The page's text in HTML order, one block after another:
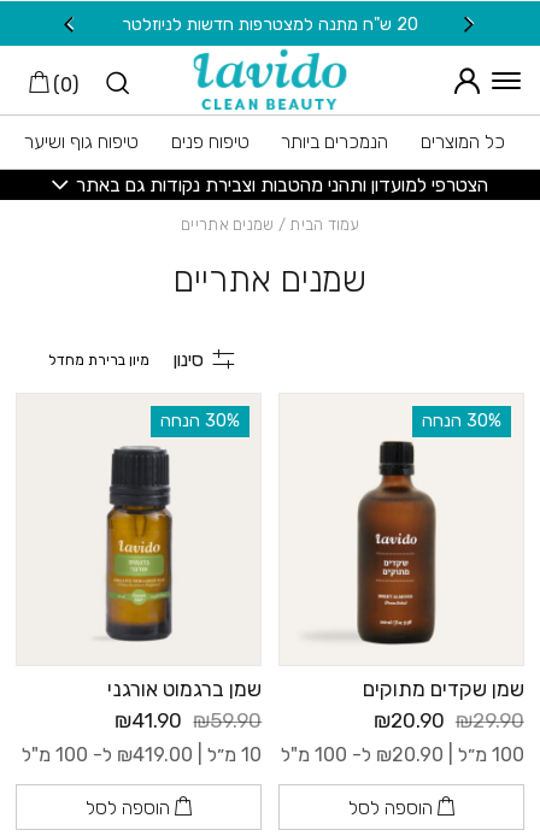
Skip to Content
20 ש"ח מתנה למצטרפות חדשות לניוזלטר
(
0
)
כל המוצרים הנמכרים ביותר טיפוח פנים
טיפוח גוף ושיער
הצטרפי למועדון ותהני מהטבות וצבירת נקודות גם באתר
עמוד הבית / שמנים אתריים
שמנים אתריים
סינון
‫30% הנחה
שמן שקדים מתוקים
₪29.90
₪20.90
100 מ״ל | ₪20.90 ל- 100 מ"ל
הוספה לסל
‫30% הנחה
שמן ברגמוט אורגני
₪59.90
₪41.90
10 מ״ל | ₪419.00 ל- 100 מ"ל
הוספה לסל
בחזרה למעלה